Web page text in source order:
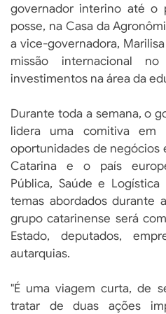
governador interino até o
posse, na Casa da
a vice-governadora,
missão internacional
investimentos na área da
Durante toda a semana, o
lidera uma comitiva em
oportunidades de negócios
Catarina e o país
Pública, Saúde e
temas abordados durante
grupo catarinense será
Estado, deputados,
autarquias.
"É uma viagem curta, de
tratar de duas ações